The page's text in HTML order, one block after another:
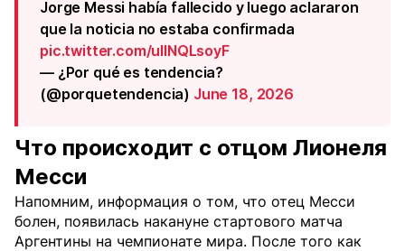
Jorge Messi había fallecido y luego aclararon
que la noticia no estaba confirmada
pic.twitter.com/uIINQLsoyF
— ¿Por qué es tendencia?
(@porquetendencia) June 18, 2026
Что происходит с отцом Лионеля
Месси
Напомним, информация о том, что отец Месси
болен, появилась накануне стартового матча
Аргентины на чемпионате мира. После того как